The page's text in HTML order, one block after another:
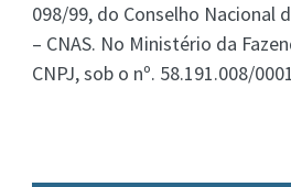
098/99, do Conselho Nacional
– CNAS. No Ministério da
CNPJ, sob o nº. 58.191.008/